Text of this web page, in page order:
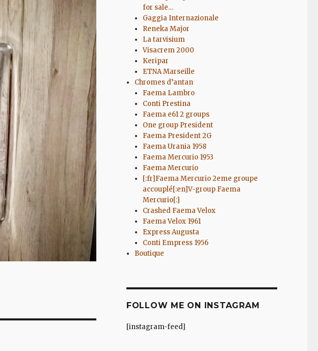
for sale…
Gaggia Internazionale
Reneka Major
La tarvisium
Visacrem 2000
Keripar
ETNA Marseille
Chromes d’antan
Faema Lambro
Conti Prestina
Faema e61 2 groups
One group President
Faema President 2G
Faema Urania 1958
Faema Mercurio 1953
Faema Mercurio
[:fr]Faema Mercurio 2eme groupe
accouplé[:en]V-group Faema
Mercurio[:]
Crashed Faema Velox
Faema Velox 1961
Express Augusta
Conti Empress 1956
Boutique
FOLLOW ME ON INSTAGRAM
[instagram-feed]